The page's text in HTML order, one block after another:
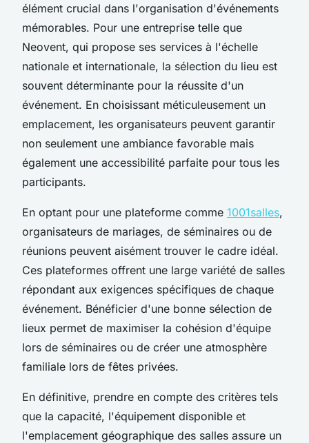
élément crucial dans l'organisation d'événements
mémorables. Pour une entreprise telle que
Neovent, qui propose ses services à l'échelle
nationale et internationale, la sélection du lieu est
souvent déterminante pour la réussite d'un
événement. En choisissant méticuleusement un
emplacement, les organisateurs peuvent garantir
non seulement une ambiance favorable mais
également une accessibilité parfaite pour tous les
participants.
En optant pour une plateforme comme 1001salles,
organisateurs de mariages, de séminaires ou de
réunions peuvent aisément trouver le cadre idéal.
Ces plateformes offrent une large variété de salles
répondant aux exigences spécifiques de chaque
événement. Bénéficier d'une bonne sélection de
lieux permet de maximiser la cohésion d'équipe
lors de séminaires ou de créer une atmosphère
familiale lors de fêtes privées.
En définitive, prendre en compte des critères tels
que la capacité, l'équipement disponible et
l'emplacement géographique des salles assure un